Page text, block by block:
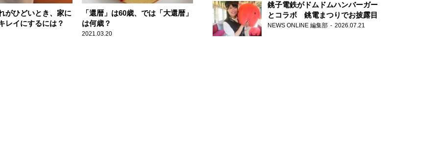
がひどいとき、家に
レイにするには？
「還暦」は60歳、では「大還暦」
は何歳？
2021.03.20
銚子電鉄がドムドムハンバーガー
とコラボ 銚電まつりでお披露目
NEWS ONLINE 編集部 2026.07.21